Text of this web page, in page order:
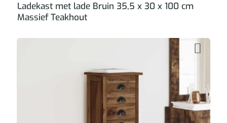
Ladekast met lade Bruin 35,5 x 30 x 100 cm
Massief Teakhout